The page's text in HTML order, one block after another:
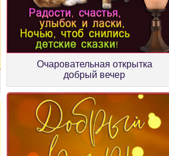
Очаровательная открытка
добрый вечер